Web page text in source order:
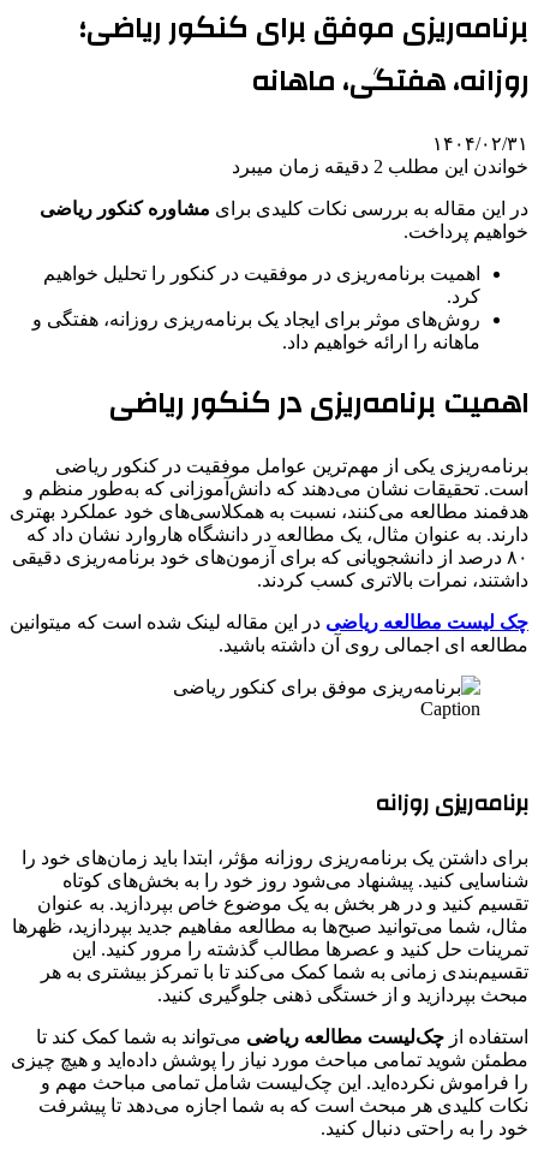
برنامه‌ریزی موفق برای کنکور ریاضی؛
روزانه، هفتگی، ماهانه
۱۴۰۴/۰۲/۳۱
خواندن این مطلب 2 دقیقه زمان میبرد
در این مقاله به بررسی نکات کلیدی برای مشاوره کنکور ریاضی
خواهیم پرداخت.
اهمیت برنامه‌ریزی در موفقیت در کنکور را تحلیل خواهیم
کرد.
روش‌های موثر برای ایجاد یک برنامه‌ریزی روزانه، هفتگی و
ماهانه را ارائه خواهیم داد.
اهمیت برنامه‌ریزی در کنکور ریاضی
برنامه‌ریزی یکی از مهم‌ترین عوامل موفقیت در کنکور ریاضی
است. تحقیقات نشان می‌دهند که دانش‌آموزانی که به‌طور منظم و
هدفمند مطالعه می‌کنند، نسبت به همکلاسی‌های خود عملکرد بهتری
دارند. به عنوان مثال، یک مطالعه در دانشگاه هاروارد نشان داد که
۸۰ درصد از دانشجویانی که برای آزمون‌های خود برنامه‌ریزی دقیقی
داشتند، نمرات بالاتری کسب کردند.
چک لیست مطالعه ریاضی در این مقاله لینک شده است که میتوانین
مطالعه ای اجمالی روی آن داشته باشید.
Caption
برنامه‌ریزی روزانه
برای داشتن یک برنامه‌ریزی روزانه مؤثر، ابتدا باید زمان‌های خود را
شناسایی کنید. پیشنهاد می‌شود روز خود را به بخش‌های کوتاه
تقسیم کنید و در هر بخش به یک موضوع خاص بپردازید. به عنوان
مثال، شما می‌توانید صبح‌ها به مطالعه مفاهیم جدید بپردازید، ظهرها
تمرینات حل کنید و عصرها مطالب گذشته را مرور کنید. این
تقسیم‌بندی زمانی به شما کمک می‌کند تا با تمرکز بیشتری به هر
مبحث بپردازید و از خستگی ذهنی جلوگیری کنید.
استفاده از چک‌لیست مطالعه ریاضی می‌تواند به شما کمک کند تا
مطمئن شوید تمامی مباحث مورد نیاز را پوشش داده‌اید و هیچ چیزی
را فراموش نکرده‌اید. این چک‌لیست شامل تمامی مباحث مهم و
نکات کلیدی هر مبحث است که به شما اجازه می‌دهد تا پیشرفت
خود را به راحتی دنبال کنید.